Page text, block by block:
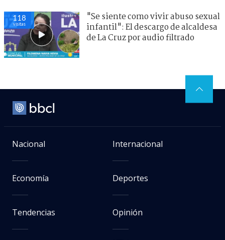
118
visitas
"Se siente como vivir abuso sexual
infantil": El descargo de alcaldesa
de La Cruz por audio filtrado
Nacional Internacional
Economía Deportes
Tendencias Opinión